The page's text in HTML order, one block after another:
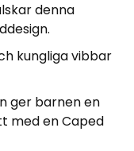
denna
kungliga vibbar
ger barnen en
med en Caped